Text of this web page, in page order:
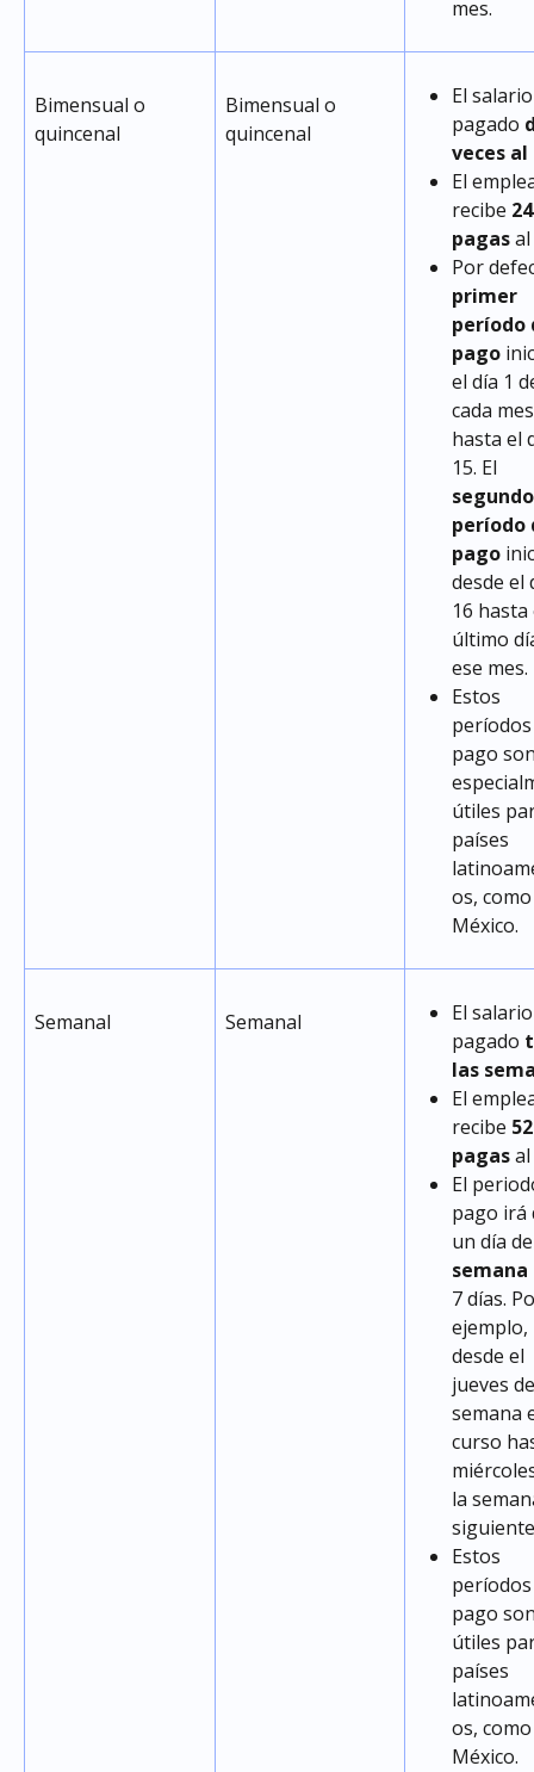
mes.
Bimensual o
quincenal
Bimensual o
quincenal
El
pagado
veces al
El
recibe
pagas
Por
primer
período
pago
el día 1
cada
hasta el
15. El
período
pago
desde el
16
último
ese mes.
Estos
pago
útiles
países
os,
México.
Semanal Semanal
El
pagado
las
El
recibe
pagas
El
pago irá
un día
semana
7 días.
ejemplo,
desde el
jueves
semana
curso
la
Estos
pago
útiles
países
os,
México.